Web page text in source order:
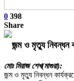
0 398
Share
জন্ম ও মৃত্যু নিবন্ধন
মোঃ মিরাজ শেখ(মাগুরা):
জন্ম ও মৃত্যু নিবন্ধন